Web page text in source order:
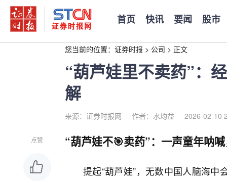
首页 快讯 要闻 股市
您当前的位置： 证券时报 > 公司 > 正文
“葫芦娃里不卖药”：
解
来源：证券时报网 作者：水均益 2026-02-10
点赞 “葫芦娃不🎯卖药”：一声童年呐
提起“葫芦娃”，无数中国人脑海